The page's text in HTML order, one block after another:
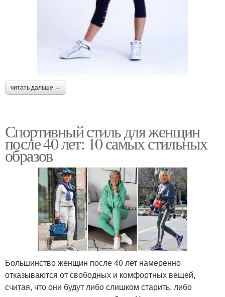
читать дальше →
Спортивный стиль для женщин
после 40 лет: 10 самых стильных
образов
Большинство женщин после 40 лет намеренно
отказываются от свободных и комфортных вещей,
считая, что они будут либо слишком старить, либо